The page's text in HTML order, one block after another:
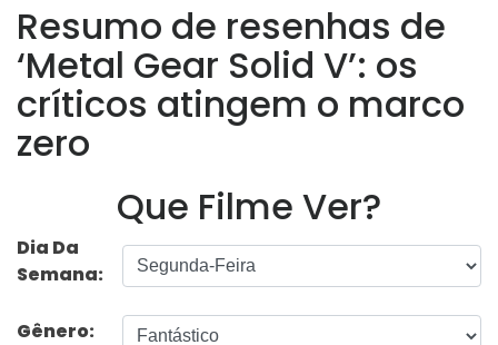
Resumo de resenhas de
‘Metal Gear Solid V’: os
críticos atingem o marco
zero
Que Filme Ver?
Dia Da
Semana:
Gênero: